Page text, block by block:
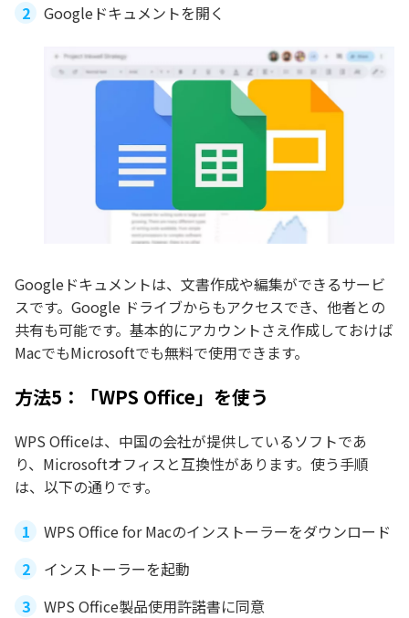
Googleドキュメントを開く
Googleドキュメントは、文書作成や編集ができるサービ
スです。Google ドライブからもアクセスでき、他者との
共有も可能です。基本的にアカウントさえ作成しておけば
MacでもMicrosoftでも無料で使用できます。
方法5：「WPS Office」を使う
WPS Officeは、中国の会社が提供しているソフトであ
り、Microsoftオフィスと互換性があります。使う手順
は、以下の通りです。
WPS Office for Macのインストーラーをダウンロード
インストーラーを起動
WPS Office製品使用許諾書に同意